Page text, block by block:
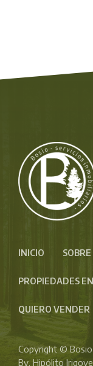
INICIO
PROPIEDADES
QUIERO VENDER
Copyright © Bosio
Bv. Hipólito